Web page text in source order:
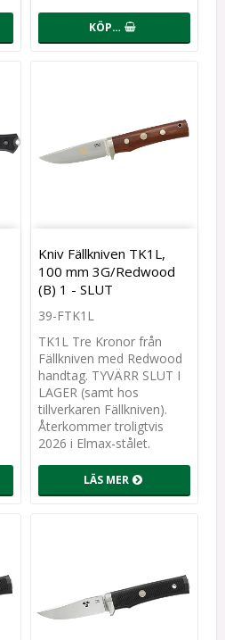
KÖP…
Kniv Fällkniven TK1L,
100 mm 3G/Redwood
(B) 1 - SLUT
39-FTK1L
TK1L Tre Kronor från
Fällkniven med Redwood
handtag. TYVÄRR SLUT I
LAGER (samt hos
tillverkaren Fällkniven).
Återkommer troligtvis
2026 i Elmax-stålet.
LÄS MER